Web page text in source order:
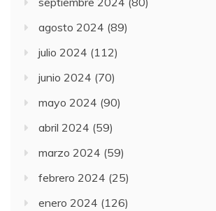
agosto 2024 (89)
julio 2024 (112)
junio 2024 (70)
mayo 2024 (90)
abril 2024 (59)
marzo 2024 (59)
febrero 2024 (25)
enero 2024 (126)